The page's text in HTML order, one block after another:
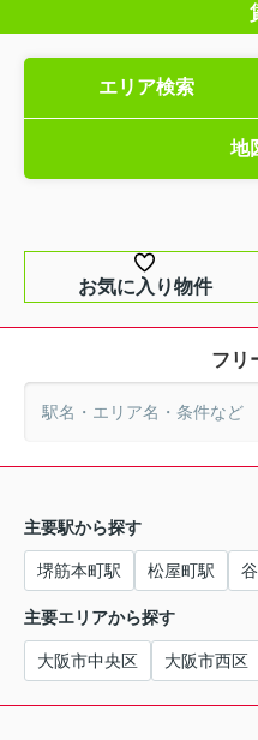
エリア検索
地
お気に入り物件
フリ
主要駅から探す
堺筋本町駅 松屋町駅
主要エリアから探す
大阪市中央区 大阪市西区